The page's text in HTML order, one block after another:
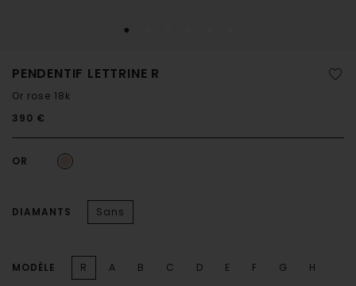
PENDENTIF LETTRINE R
Or rose 18k
390 €
OR
DIAMANTS Sans
MODÈLE R A B C D E F G
H